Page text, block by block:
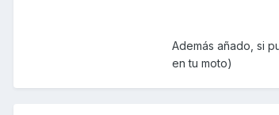
Además añado, si
en tu moto)